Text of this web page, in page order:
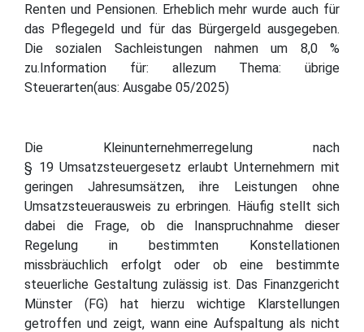
Renten und Pensionen. Erheblich mehr wurde auch für
das Pflegegeld und für das Bürgergeld ausgegeben.
Die sozialen Sachleistungen nahmen um 8,0 %
zu.Information für: allezum Thema: übrige
Steuerarten(aus: Ausgabe 05/2025)
Die Kleinunternehmerregelung nach
§ 19 Umsatzsteuergesetz erlaubt Unternehmern mit
geringen Jahresumsätzen, ihre Leistungen ohne
Umsatzsteuerausweis zu erbringen. Häufig stellt sich
dabei die Frage, ob die Inanspruchnahme dieser
Regelung in bestimmten Konstellationen
missbräuchlich erfolgt oder ob eine bestimmte
steuerliche Gestaltung zulässig ist. Das Finanzgericht
Münster (FG) hat hierzu wichtige Klarstellungen
getroffen und zeigt, wann eine Aufspaltung als nicht